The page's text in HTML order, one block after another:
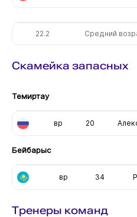
22.2 Средний
Скамейка запасных
Темиртау
вр 20
Бейбарыс
вр 34
Тренеры команд